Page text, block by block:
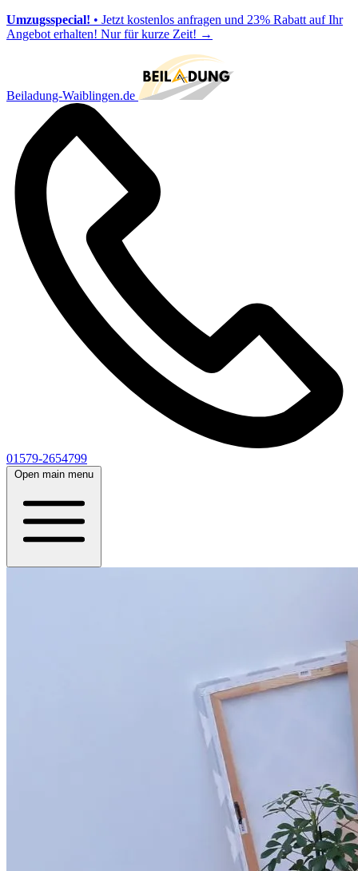
Umzugsspecial! • Jetzt kostenlos anfragen und 23% Rabatt auf Ihr
Angebot erhalten! Nur für kurze Zeit! →
Beiladung-Waiblingen.de
01579-2654799
Open main menu